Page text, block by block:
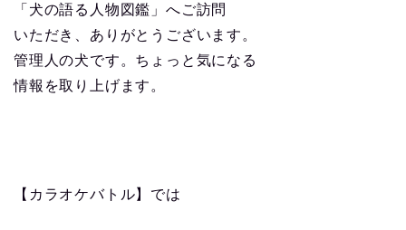
「犬の語る人物図鑑」へご訪問
いただき、ありがとうございます。
管理人の犬です。ちょっと気になる
情報を取り上げます。
【カラオケバトル】では